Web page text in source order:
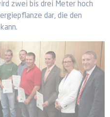
zwei bis drei Meter hoch
dar, die den